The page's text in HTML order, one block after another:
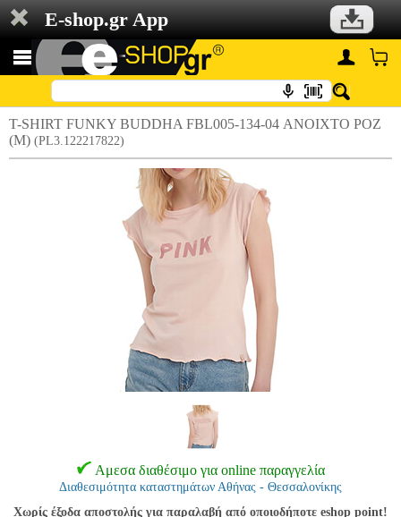
E-shop.gr App
T-SHIRT FUNKY BUDDHA FBL005-134-04 ΑΝΟΙΧΤΟ ΡΟΖ
(M) (PL3.122217822)
Αμεσα διαθέσιμο για online παραγγελία
Διαθεσιμότητα καταστημάτων Αθήνας - Θεσσαλονίκης
Χωρίς έξοδα αποστολής για παραλαβή από οποιοδήποτε eshop point!